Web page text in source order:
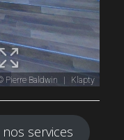
services